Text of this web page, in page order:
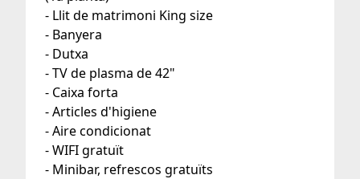
- Llit de matrimoni King size
- Banyera
- Dutxa
- TV de plasma de 42"
- Caixa forta
- Articles d'higiene
- Aire condicionat
- WIFI gratuït
- Minibar, refrescos gratuïts